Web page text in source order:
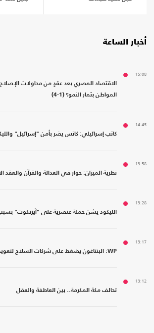
أخبار الساعة
15:08
الاقتصاد المصري بعد عقدٍ من محاولات
المواطن بثمار النمو؟ (1-4)
14:45
كاتب إسرائيلي: كاتس يضر بأمن "إسرائيل"
13:58
نظرية الميزان: حوار في العدالة والقرآن والعقد
13:28
الليكود يشن حملة عنصرية على "آيزنكوت"
13:17
WP: البنتاغون يضغط على شركات السلاح لتعويض نقص الذخائر
13:12
تحالف مكة المكرمة.. بين العاطفة والعقل